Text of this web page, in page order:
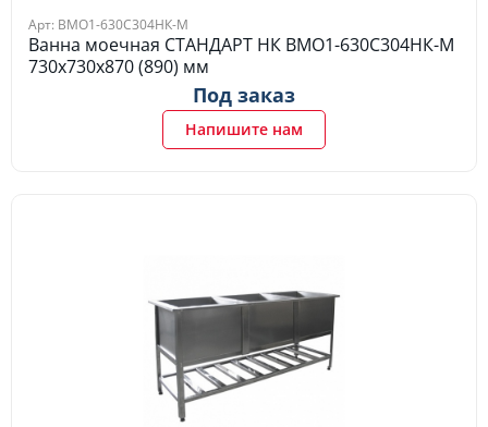
Арт: ВМО1-630С304НК-М
Ванна моечная СТАНДАРТ НК ВМО1-630С304НК-М
730х730х870 (890) мм
Под заказ
Напишите нам